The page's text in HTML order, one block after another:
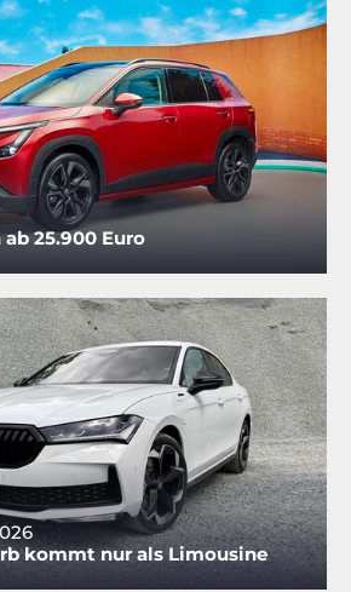
25.900 Euro
kommt nur als Limousine